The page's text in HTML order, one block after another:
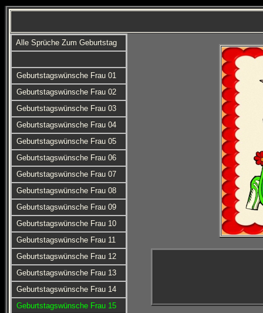
Alle Sprüche Zum Geburtstag
Geburtstagswünsche Frau 01
Geburtstagswünsche Frau 02
Geburtstagswünsche Frau 03
Geburtstagswünsche Frau 04
Geburtstagswünsche Frau 05
Geburtstagswünsche Frau 06
Geburtstagswünsche Frau 07
Geburtstagswünsche Frau 08
Geburtstagswünsche Frau 09
Geburtstagswünsche Frau 10
Geburtstagswünsche Frau 11
Geburtstagswünsche Frau 12
Geburtstagswünsche Frau 13
Geburtstagswünsche Frau 14
Geburtstagswünsche Frau 15